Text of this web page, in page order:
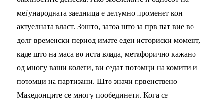
меѓународната заедница е делумно променет кон
актуелната власт. Зошто, затоа што за прв пат вие во
долг временски период имате еден историски момент,
каде што на маса во иста влада, метафорично кажано
од многу ваши колеги, ви седат потомци на комити и
потомци на партизани. Што значи првенствено
Македонците се многу пообединети. Кога се